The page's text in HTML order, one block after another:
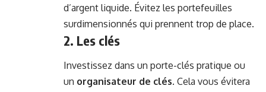
d’argent liquide. Évitez les portefeuilles
surdimensionnés qui prennent trop de place.
2. Les clés
Investissez dans un porte-clés pratique ou
un organisateur de clés. Cela vous évitera